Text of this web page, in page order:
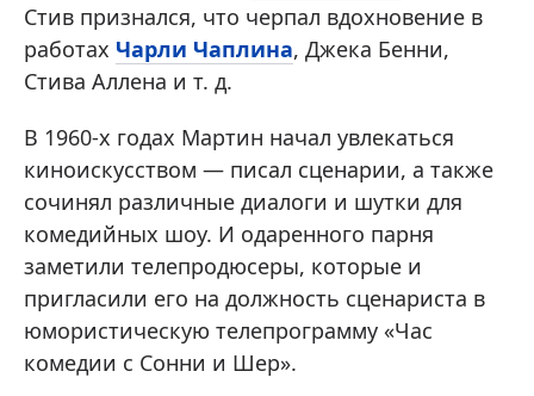
Стив признался, что черпал вдохновение в
работах Чарли Чаплина, Джека Бенни,
Стива Аллена и т. д.
В 1960-х годах Мартин начал увлекаться
киноискусством — писал сценарии, а также
сочинял различные диалоги и шутки для
комедийных шоу. И одаренного парня
заметили телепродюсеры, которые и
пригласили его на должность сценариста в
юмористическую телепрограмму «Час
комедии с Сонни и Шер».